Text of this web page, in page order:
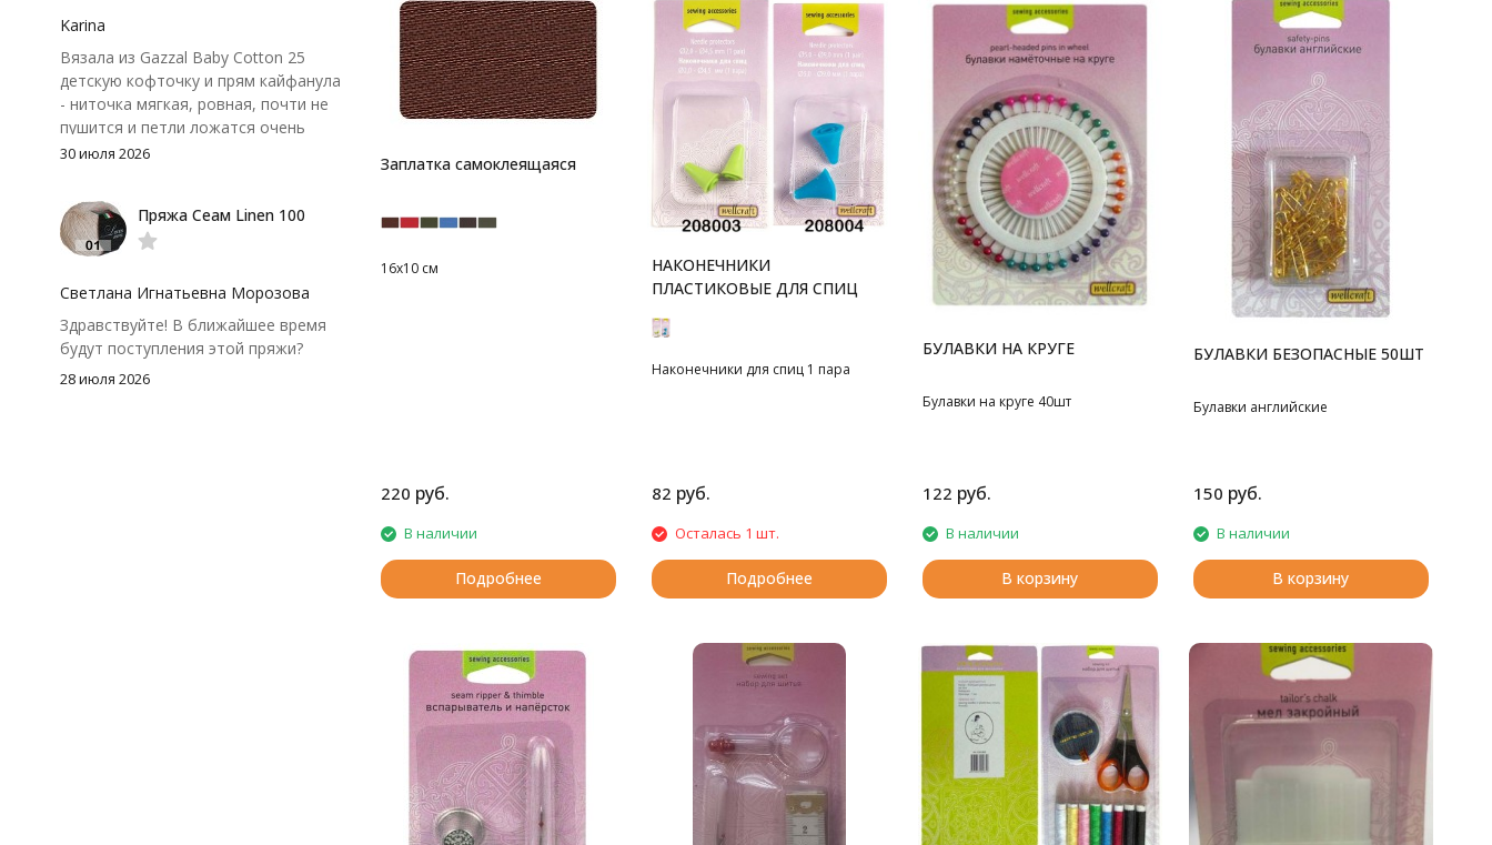
Заплатка самоклеящаяся
16х10 см
220 руб.
В наличии
Подробнее
НАКОНЕЧНИКИ
ПЛАСТИКОВЫЕ ДЛЯ СПИЦ
Наконечники для спиц 1 пара
82 руб.
Осталась 1 шт.
Подробнее
БУЛАВКИ НА КРУГЕ
Булавки на круге 40шт
122 руб.
В наличии
В корзину
БУЛАВКИ БЕЗОПАСНЫЕ 50ШТ
Булавки английские
150 руб.
В наличии
В корзину
крючок поудобнее.
Karina
Вязала из Gazzal Baby Cotton 25
детскую кофточку и прям кайфанула
- ниточка мягкая, ровная, почти не
пушится и петли ложатся очень
аккуратно. После стирки полотно
потеряло, цвет тоже не стал
тусклее. Единственный нюанс -
моточки маленькие, расход лучше
чуть-чуть не хватило))
30 июля 2026
Пряжа Сеам Linen 100
Светлана Игнатьевна Морозова
Здравствуйте! В ближайшее время
будут поступления этой пряжи?
28 июля 2026